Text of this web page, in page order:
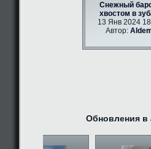
Снежный
хвостом в
13 Янв 2024
Автор:
Обновления в